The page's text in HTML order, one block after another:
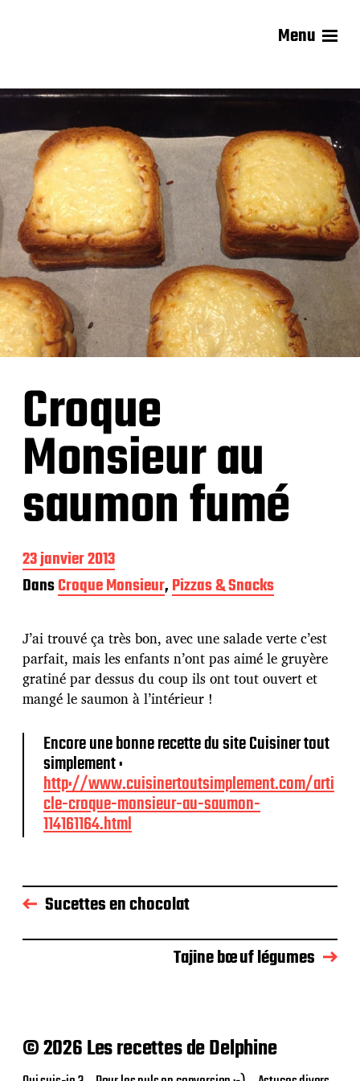
Menu
Croque
Monsieur au
saumon fumé
D
a
t
e
p
u
b
l
c
23 janvier 2013
DansCroque Monsieur,Pizzas & Snacks
J’ai trouvé ça très bon, avec une salade verte c’est
parfait, mais les enfants n’ont pas aimé le gruyère
gratiné par dessus du coup ils ont tout ouvert et
mangé le saumon à l’intérieur !
Encore une bonne recette du site Cuisiner tout
simplement :
http://www.cuisinertoutsimplement.com/arti
cle-croque-monsieur-au-saumon-
114161164.html
Sucettes en chocolat
Tajine bœuf légumes
© 2026 Les recettes de Delphine